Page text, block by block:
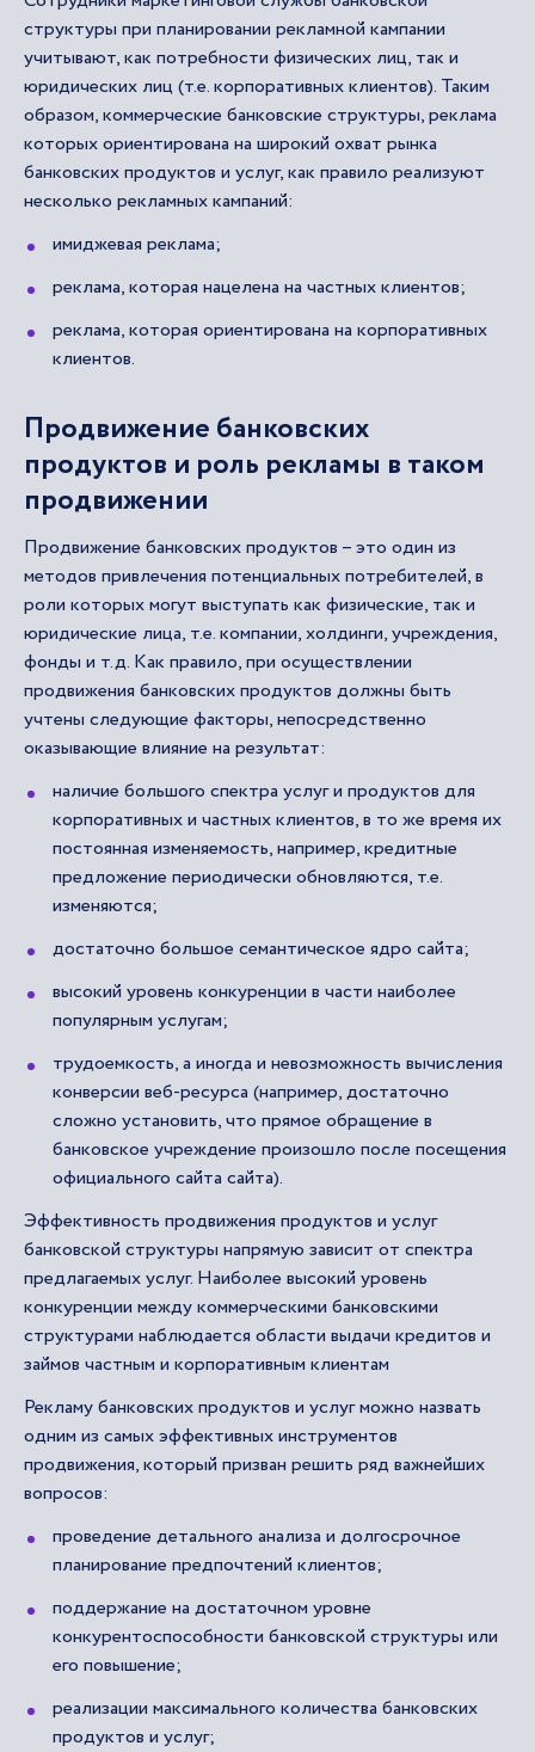
структуры при планировании рекламной кампании
учитывают, как потребности физических лиц, так и
юридических лиц (т.е. корпоративных клиентов). Таким
образом, коммерческие банковские структуры, реклама
которых ориентирована на широкий охват рынка
банковских продуктов и услуг, как правило реализуют
несколько рекламных кампаний:
имиджевая реклама;
реклама, которая нацелена на частных клиентов;
реклама, которая ориентирована на корпоративных
клиентов.
Продвижение банковских
продуктов и роль рекламы в таком
продвижении
Продвижение банковских продуктов – это один из
методов привлечения потенциальных потребителей, в
роли которых могут выступать как физические, так и
юридические лица, т.е. компании, холдинги, учреждения,
фонды и т.д. Как правило, при осуществлении
продвижения банковских продуктов должны быть
учтены следующие факторы, непосредственно
оказывающие влияние на результат:
наличие большого спектра услуг и продуктов для
корпоративных и частных клиентов, в то же время их
постоянная изменяемость, например, кредитные
предложение периодически обновляются, т.е.
изменяются;
достаточно большое семантическое ядро сайта;
высокий уровень конкуренции в части наиболее
популярным услугам;
трудоемкость, а иногда и невозможность вычисления
конверсии веб-ресурса (например, достаточно
сложно установить, что прямое обращение в
банковское учреждение произошло после посещения
официального сайта сайта).
Эффективность продвижения продуктов и услуг
банковской структуры напрямую зависит от спектра
предлагаемых услуг. Наиболее высокий уровень
конкуренции между коммерческими банковскими
структурами наблюдается области выдачи кредитов и
займов частным и корпоративным клиентам
Рекламу банковских продуктов и услуг можно назвать
одним из самых эффективных инструментов
продвижения, который призван решить ряд важнейших
вопросов:
проведение детального анализа и долгосрочное
планирование предпочтений клиентов;
поддержание на достаточном уровне
конкурентоспособности банковской структуры или
его повышение;
реализации максимального количества банковских
продуктов и услуг;